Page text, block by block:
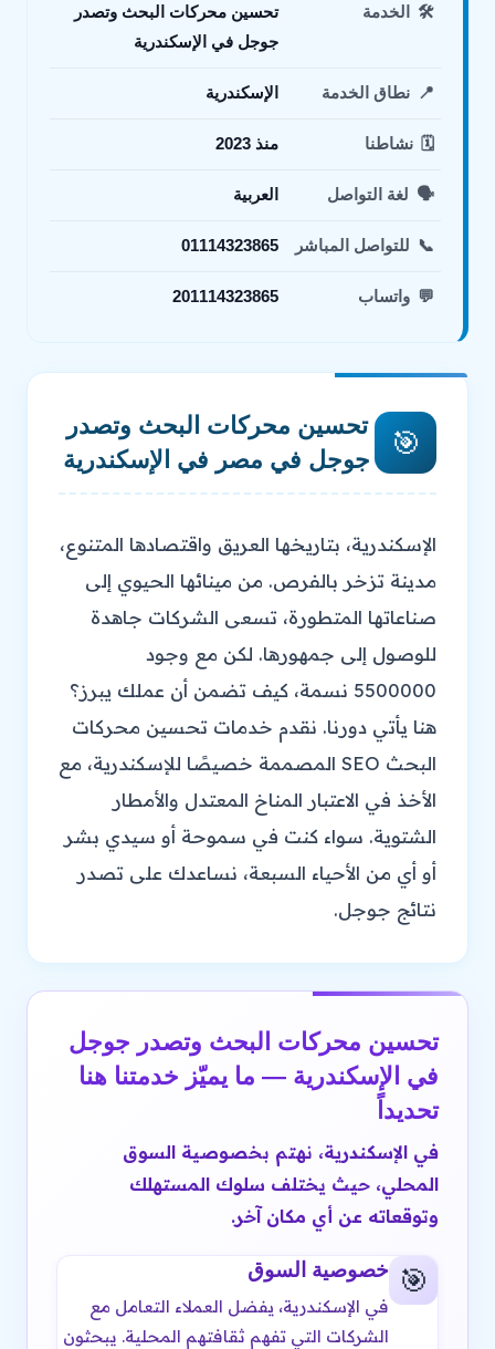
🛠️ الخدمة
تحسين محركات البحث وتصدر
جوجل في الإسكندرية
📍 نطاق الخدمة الإسكندرية
🗓️ نشاطنا منذ 2023
🗣️ لغة التواصل العربية
📞 للتواصل المباشر 01114323865
💬 واتساب 201114323865
🎯
تحسين محركات البحث وتصدر
جوجل في مصر في الإسكندرية
الإسكندرية، بتاريخها العريق واقتصادها المتنوع،
مدينة تزخر بالفرص. من مينائها الحيوي إلى
صناعاتها المتطورة، تسعى الشركات جاهدة
للوصول إلى جمهورها. لكن مع وجود
5500000 نسمة، كيف تضمن أن عملك يبرز؟
هنا يأتي دورنا. نقدم خدمات تحسين محركات
البحث SEO المصممة خصيصًا للإسكندرية، مع
الأخذ في الاعتبار المناخ المعتدل والأمطار
الشتوية. سواء كنت في سموحة أو سيدي بشر
أو أي من الأحياء السبعة، نساعدك على تصدر
نتائج جوجل.
تحسين محركات البحث وتصدر جوجل
في الإسكندرية — ما يميّز خدمتنا هنا
تحديداً
في الإسكندرية، نهتم بخصوصية السوق
المحلي، حيث يختلف سلوك المستهلك
وتوقعاته عن أي مكان آخر.
🎯 خصوصية السوق
في الإسكندرية، يفضل العملاء التعامل مع
الشركات التي تفهم ثقافتهم المحلية. يبحثون